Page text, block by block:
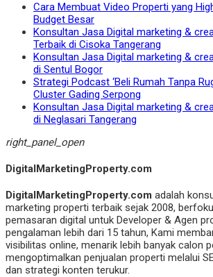
Cara Membuat Video Properti yang
Budget Besar
Konsultan Jasa Digital marketing &
Terbaik di Cisoka Tangerang
Konsultan Jasa Digital marketing &
di Sentul Bogor
Strategi Podcast ‘Beli Rumah Tanpa
Cluster Gading Serpong
Konsultan Jasa Digital marketing &
di Neglasari Tangerang
right_panel_open
DigitalMarketingProperty.com
DigitalMarketingProperty.com adalah
marketing properti terbaik sejak 2008,
pemasaran digital untuk Developer & Agen
pengalaman lebih dari 15 tahun, Kami
visibilitas online, menarik lebih banyak calon
mengoptimalkan penjualan properti melalui
dan strategi konten terukur.